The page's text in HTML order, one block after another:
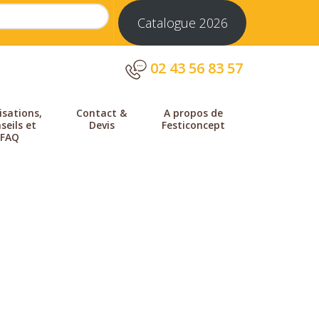
Catalogue 2026
02 43 56 83 57
et
FAQ
Contact &
Devis
A propos de
Festiconcept